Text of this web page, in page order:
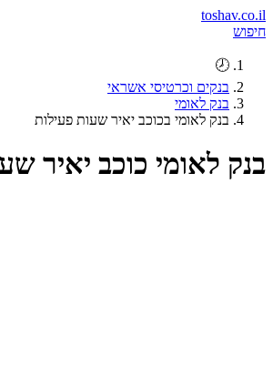
toshav.co.il
חיפוש
🕗
בנקים וכרטיסי אשראי
בנק לאומי
בנק לאומי בכוכב יאיר שעות פעילות
בנק לאומי כוכב יאיר